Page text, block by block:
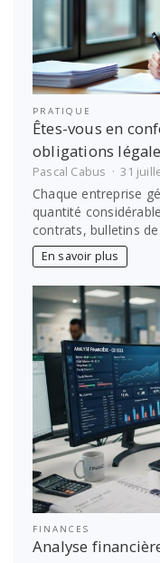
PRATIQUE
Êtes-vous en
obligations
Pascal Cabus 31
Chaque entreprise
quantité
contrats, bulletins
En savoir plus
FINANCES
Analyse